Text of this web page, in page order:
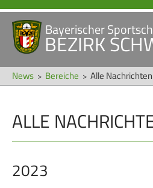
Bayerischer
BEZIRK
News Bereiche Alle Nachrichten
ALLE
2023
Navigation
überspringen
STARTSEITE
NEWS
überspringen
VERBAND
Veranstaltungen
Bezirk Schwaben